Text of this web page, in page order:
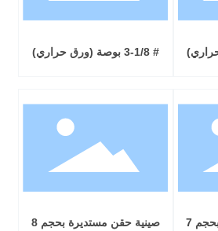
# 3-1/8 بوصة (ورق حراري)
صينية حقن مستديرة بحجم 7
صينية حقن مستديرة بحجم 8